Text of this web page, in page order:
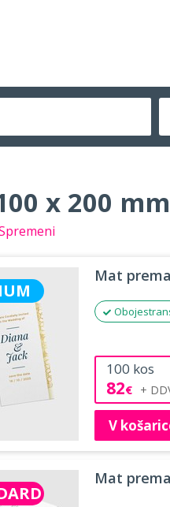
x 200
Mat
100 kos
82€
V
Mat